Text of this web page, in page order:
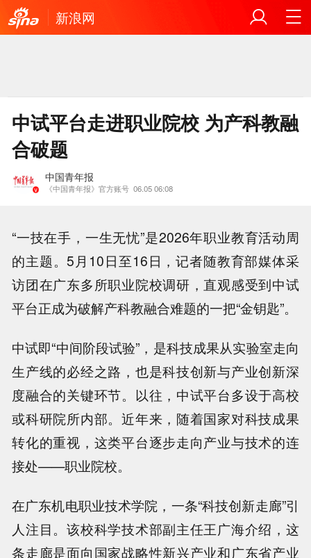
新浪网
中试平台走进职业院校 为产科教融
合破题
中国青年报
《中国青年报》官方账号 06.05 06:08
“一技在手，一生无忧”是2026年职业教育活动周
的主题。5月10日至16日，记者随教育部媒体采
访团在广东多所职业院校调研，直观感受到中试
平台正成为破解产科教融合难题的一把“金钥匙”。
中试即“中间阶段试验”，是科技成果从实验室走向
生产线的必经之路，也是科技创新与产业创新深
度融合的关键环节。以往，中试平台多设于高校
或科研院所内部。近年来，随着国家对科技成果
转化的重视，这类平台逐步走向产业与技术的连
接处——职业院校。
在广东机电职业技术学院，一条“科技创新走廊”引
人注目。该校科学技术部副主任王广海介绍，这
条走廊是面向国家战略性新兴产业和广东省产业